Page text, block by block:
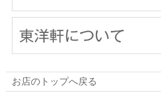
お店のトップへ戻る